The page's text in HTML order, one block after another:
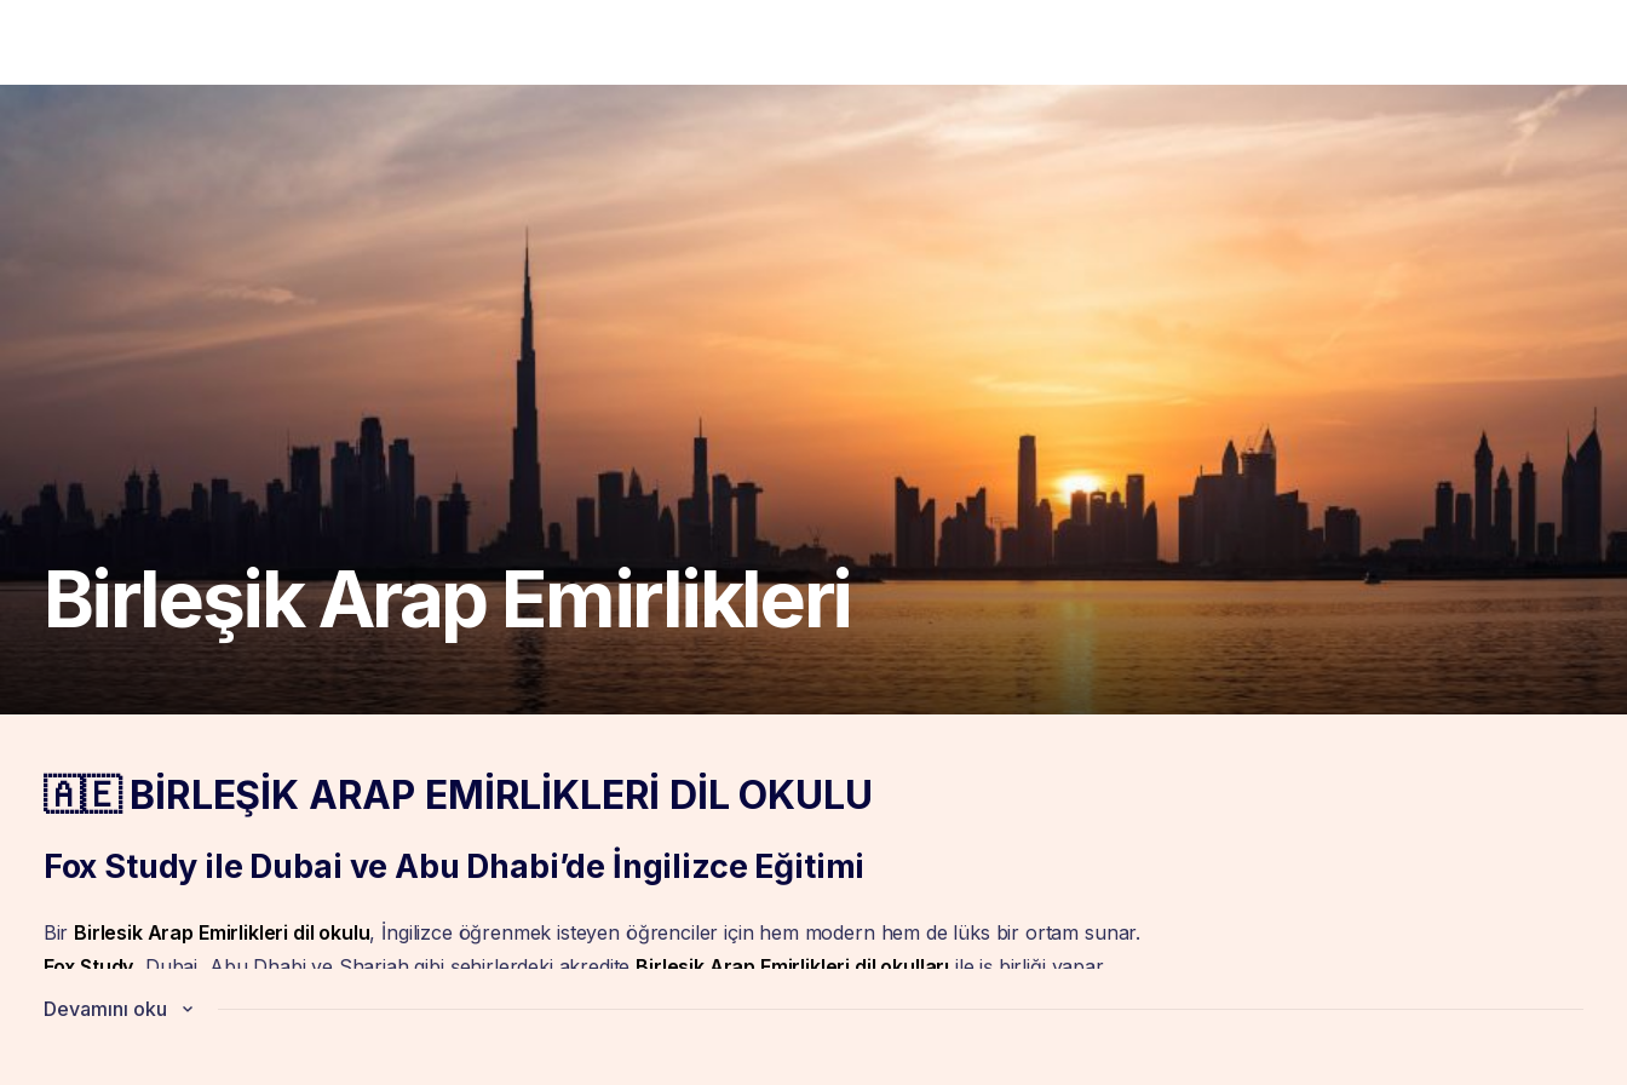
Birleşik Arap Emirlikleri
🇦🇪 BİRLEŞİK ARAP EMİRLİKLERİ DİL OKULU
Fox Study ile Dubai ve Abu Dhabi’de İngilizce Eğitimi
Bir Birlesik Arap Emirlikleri dil okulu, İngilizce öğrenmek isteyen öğrenciler için hem modern hem de lüks bir ortam sunar.
Fox Study , Dubai, Abu Dhabi ve Sharjah gibi şehirlerdeki akredite Birlesik Arap Emirlikleri dil okulları ile iş birliği yapar.
Ayrıca okul seçimi, vize, konaklama ve ulaşım gibi tüm adımlarda öğrencilere kapsamlı danışmanlık sağlar.
Devamını oku